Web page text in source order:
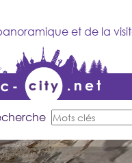
et de la